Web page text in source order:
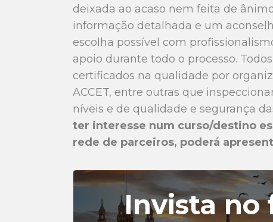
deixada ao acaso nem feita de
informação detalhada e um
escolha possível com
apoio durante todo o processo.
certificados na qualidade por
ACCET, entre outras que
níveis e de qualidade e segurança
ter interesse num curso/destino
rede de parceiros, poderá
Invista no